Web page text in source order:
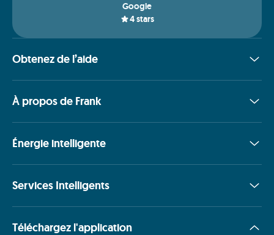
Google
4stars
Obtenez de l’aide
À propos de Frank
Énergie intelligente
Services Intelligents
Téléchargez l'application